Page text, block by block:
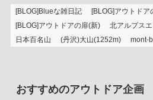
[BLOG]Blueな雑日記 [BLOG]アウトドア
[BLOG]アウトドアの扉(新)
北アルプス
日本百名山
(丹沢)大山(1252m) mont-
おすすめのアウトドア企画